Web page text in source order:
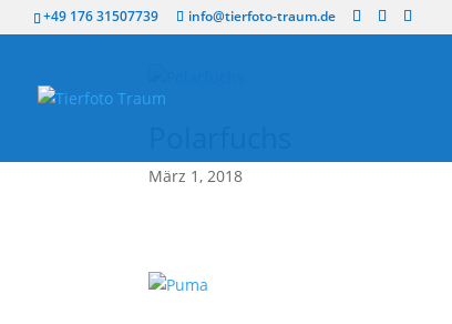
+49 176 31507739 info@tierfoto-traum.de
März 1, 2018